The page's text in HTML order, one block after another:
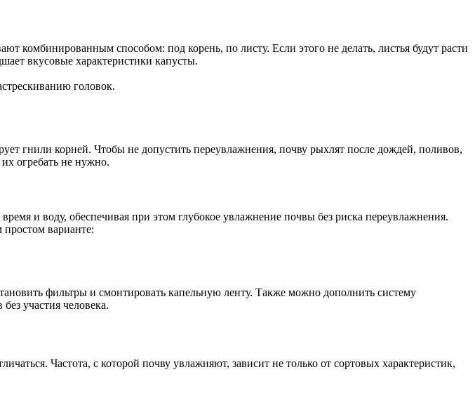
комбинированным способом: под корень, по листу. Если этого не делать, листья будут расти
вкусовые характеристики капусты.
головок.
гнили корней. Чтобы не допустить переувлажнения, почву рыхлят после дождей, поливов,
огребать не нужно.
и воду, обеспечивая при этом глубокое увлажнение почвы без риска переувлажнения.
варианте:
фильтры и смонтировать капельную ленту. Также можно дополнить систему
участия человека.
Частота, с которой почву увлажняют, зависит не только от сортовых характеристик,